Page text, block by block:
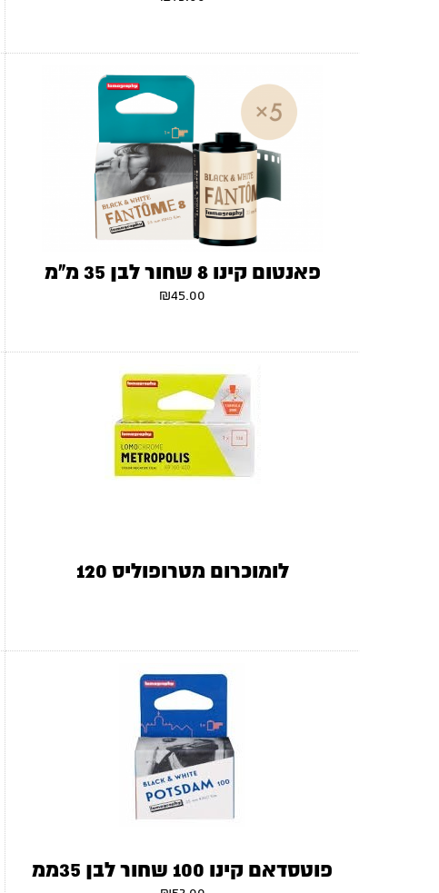
פאנטום קינו 8 שחור לבן 35 מ"מ
₪45.00
לומוכרום מטרופוליס 120
פוטסדאם קינו 100 שחור לבן 35ממ